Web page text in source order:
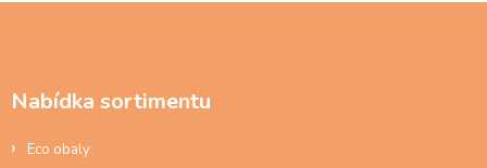
d
Nabídka sortimentu
Eco obaly